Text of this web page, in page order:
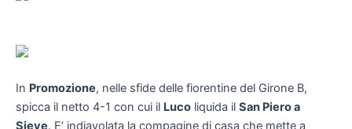
In Promozione, nelle sfide delle fiorentine del Girone B,
spicca il netto 4-1 con cui il Luco liquida il San Piero a
Sieve. E’ indiavolata la compagine di casa che mette a